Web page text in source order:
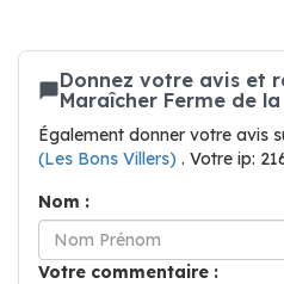
Donnez votre avis et
Maraîcher Ferme de la
Également donner votre avis
(Les Bons Villers) . Votre ip:
Nom :
Votre commentaire :